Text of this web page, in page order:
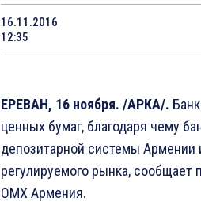
16.11.2016
12:35
ЕРЕВАН, 16 ноября. /АРКА/.
ценных бумаг, благодаря чему
депозитарной системы Армении
регулируемого рынка,
OMX Армения.